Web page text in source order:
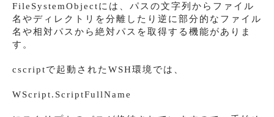
FileSystemObjectには、パスの文字列からファイル
名やディレクトリを分離したり逆に部分的なファイル
名や相対パスから絶対パスを取得する機能がありま
す。
cscriptで起動されたWSH環境では、
WScript.ScriptFullName